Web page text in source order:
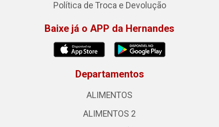
Política de Troca e Devolução
Baixe já o APP da Hernandes
Departamentos
ALIMENTOS
ALIMENTOS 2